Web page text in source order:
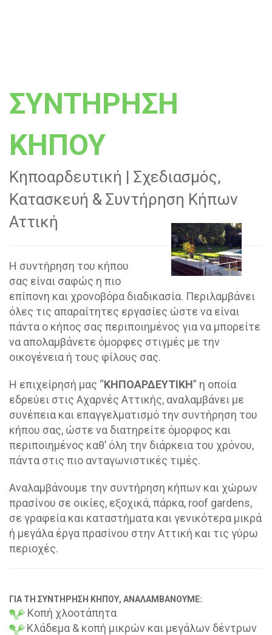
ΣΥΝΤΗΡΗΣΗ
ΚΗΠΟΥ
Κηποαρδευτική | Σχεδιασμός,
Κατασκευή & Συντήρηση Κήπων
Αττική
Η συντήρηση του κήπου
σας είναι σαφώς η πιο
επίπονη και χρονοβόρα διαδικασία. Περιλαμβάνει
όλες τις απαραίτητες εργασίες ώστε να είναι
πάντα ο κήπος σας περιποιημένος για να μπορείτε
να απολαμβάνετε όμορφες στιγμές με την
οικογένεια ή τους φίλους σας.
Η επιχείρησή μας “ΚΗΠΟΑΡΔΕΥΤΙΚΗ” η οποία
εδρεύει στις Αχαρνές Αττικής, αναλαμβάνει με
συνέπεια και επαγγελματισμό την συντήρηση του
κήπου σας, ώστε να διατηρείτε όμορφος και
περιποιημένος καθ’ όλη την διάρκεια του χρόνου,
πάντα στις πιο ανταγωνιστικές τιμές.
Αναλαμβάνουμε την συντήρηση κήπων και χώρων
πρασίνου σε οικίες, εξοχικά, πάρκα, roof gardens,
σε γραφεία και καταστήματα και γενικότερα μικρά
ή μεγάλα έργα πρασίνου στην Αττική και τις γύρω
περιοχές.
ΓΙΑ ΤΗ ΣΥΝΤΗΡΗΣΗ ΚΗΠΟΥ, ΑΝΑΛΑΜΒΑΝΟΥΜΕ:
Κοπή χλοοτάπητα
Κλάδεμα & κοπή μικρών και μεγάλων δέντρων